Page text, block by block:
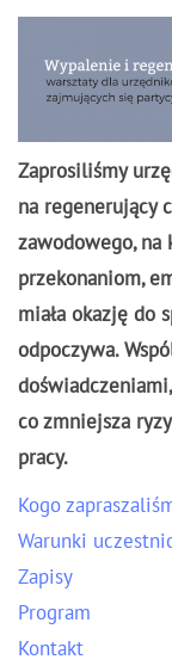
Zaprosiliśmy
na regenerujący
zawodowego, na
przekonaniom,
miała okazję do
odpoczywa.
co zmniejsza
pracy.
Kogo
Warunki
Zapisy
Program
Kontakt